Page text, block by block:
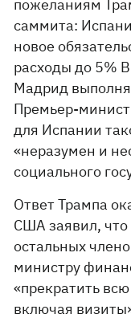
пожеланиям
саммита:
новое
расходы до 5%
Мадрид
Премьер-
для Испании
«неразумен и
социального
Ответ Трампа
США заявил, что
остальных
министру
«прекратить
включая